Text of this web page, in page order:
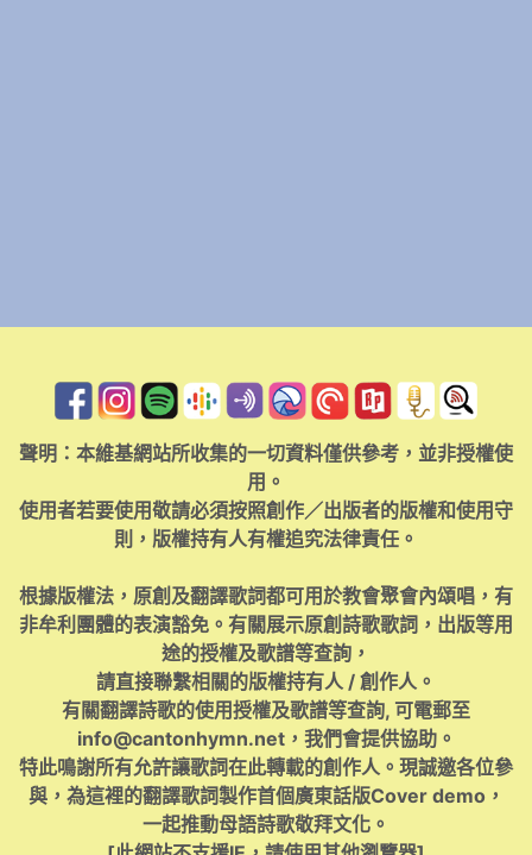
聲明：本維基網站所收集的一切資料僅供參考，並非授權使
用。
使用者若要使用敬請必須按照創作／出版者的版權和使用守
則，版權持有人有權追究法律責任。
根據版權法，原創及翻譯歌詞都可用於教會聚會內頌唱，有
非牟利團體的表演豁免。有關展示原創詩歌歌詞，出版等用
途的授權及歌譜等查詢，
請直接聯繫相關的版權持有人 / 創作人。
有關翻譯詩歌的使用授權及歌譜等查詢, 可電郵至
info@cantonhymn.net，我們會提供協助。
特此鳴謝所有允許讓歌詞在此轉載的創作人。現誠邀各位參
與，為這裡的翻譯歌詞製作首個廣東話版Cover demo，
一起推動母語詩歌敬拜文化。